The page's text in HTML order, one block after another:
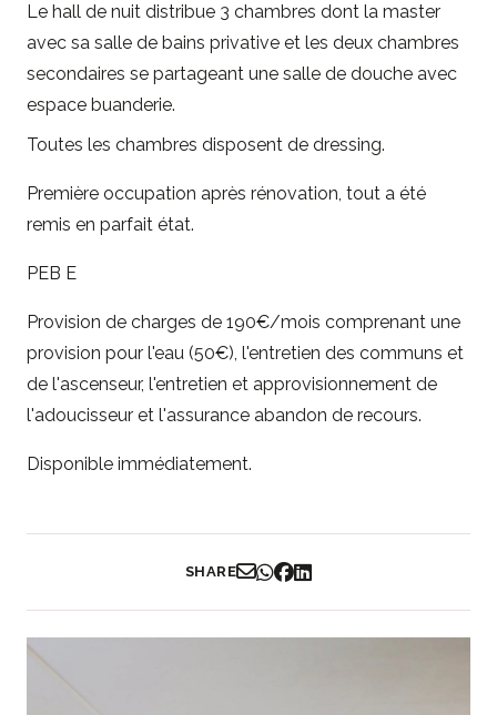
Le hall de nuit distribue 3 chambres dont la master
avec sa salle de bains privative et les deux chambres
secondaires se partageant une salle de douche avec
espace buanderie.
Toutes les chambres disposent de dressing.
Première occupation après rénovation, tout a été
remis en parfait état.
PEB E
Provision de charges de 190€/mois comprenant une
provision pour l'eau (50€), l'entretien des communs et
de l'ascenseur, l'entretien et approvisionnement de
l'adoucisseur et l'assurance abandon de recours.
Disponible immédiatement.
SHARE
Partager par Email
Partager sur WhatsApp
Partager sur Facebook
Partager sur LinkedIn